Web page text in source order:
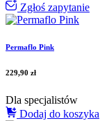
Zgłoś zapytanie
Permaflo Pink
229,90 zł
Dla specjalistów
Dodaj do koszyka